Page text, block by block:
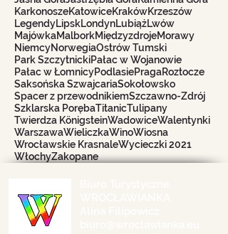
KarkonoszeKatowiceKrakówKrzeszów
LegendyLipskLondynLubiążLwów
MajówkaMalborkMiędzyzdrojeMorawy
NiemcyNorwegiaOstrów Tumski
Park SzczytnickiPałac w Wojanowie
Pałac w ŁomnicyPodlasiePragaRoztocze
Saksońska SzwajcariaSokołowsko
Spacer z przewodnikiemSzczawno-Zdrój
Szklarska PorębaTitanicTulipany
Twierdza KönigsteinWadowiceWalentynki
WarszawaWieliczkaWinoWiosna
Wrocławskie KrasnaleWycieczki 2021
WłochyZakopane